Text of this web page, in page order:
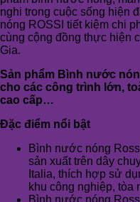
nghi trong cuộc sống hiện
nóng ROSSI tiết kiệm chi
cùng cộng đồng thực hiện
Gia.
Sản phẩm Bình nước
cho các công trình lớn,
cao cấp…
Đặc điểm nổi bật
Bình nước nóng
sản xuất trên dây
Italia, thích hợp sử
khu công nghiệp, tòa